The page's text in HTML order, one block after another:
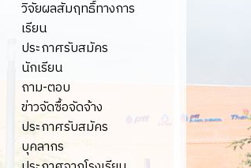
วิจัยผลสัมฤทธิ์ทางการ
เรียน
ประกาศรับสมัคร
นักเรียน
ถาม-ตอบ
ข่าวจัดซื้อจัดจ้าง
ประกาศรับสมัคร
บุคลากร